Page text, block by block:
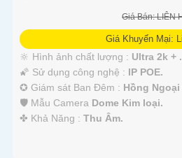
Giá Bán: LIÊN
Giá Khuyến Mại:
🔆 Hình ảnh chất lượng : Ultra 2k + .
🌠 Sử dụng công nghệ : IP POE.
✪ Giám sát Ban Đêm : Hồng Ngoại
🛡 Mẫu Camera Dome Kim loại.
️✤ Khả Năng : Thu Âm.